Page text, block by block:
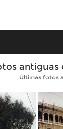
antiguas
Últimas fotos